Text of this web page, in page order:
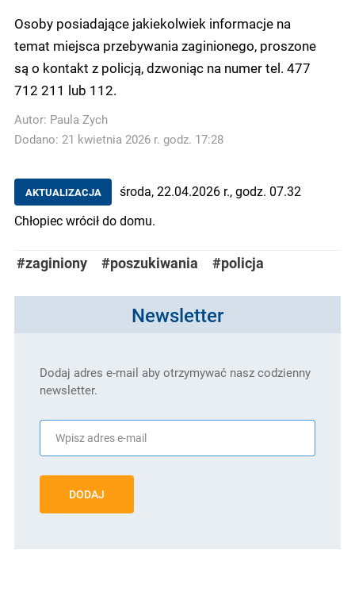
Osoby posiadające jakiekolwiek informacje na
temat miejsca przebywania zaginionego, proszone
są o kontakt z policją, dzwoniąc na numer tel. 477
712 211 lub 112.
Autor: Paula Zych
Dodano: 21 kwietnia 2026 r. godz. 17:28
AKTUALIZACJA
środa, 22.04.2026 r., godz. 07.32
Chłopiec wrócił do domu.
#zaginiony #poszukiwania #policja
Newsletter
Dodaj adres e-mail aby otrzymywać nasz codzienny
newsletter.
DODAJ